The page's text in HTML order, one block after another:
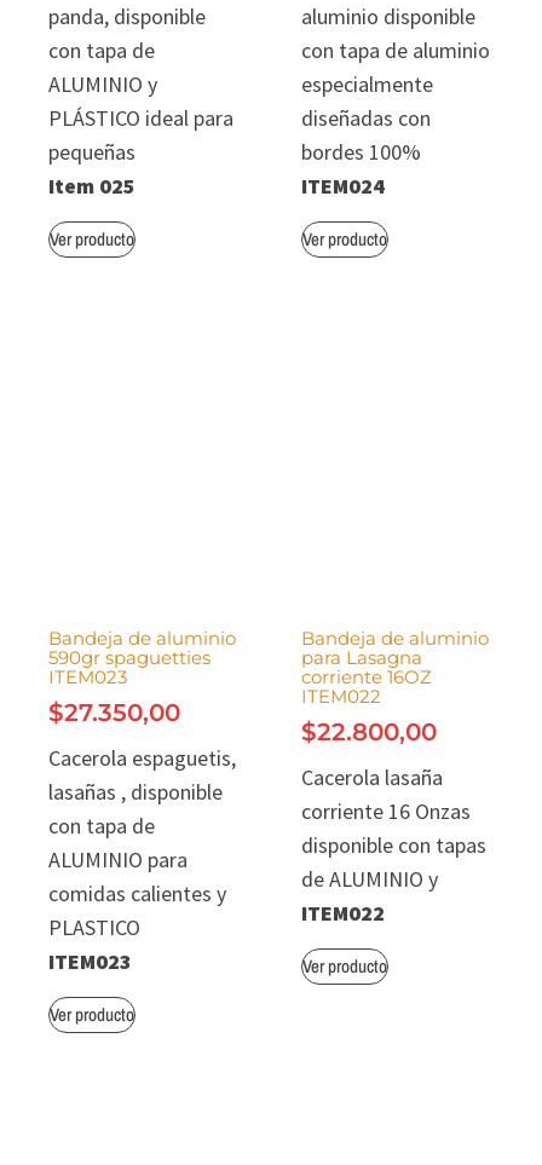
panda, disponible
con tapa de
ALUMINIO y
PLÁSTICO ideal para
pequeñas
Item 025
Ver producto
aluminio disponible
con tapa de aluminio
especialmente
diseñadas con
bordes 100%
ITEM024
Ver producto
Bandeja de aluminio
590gr spaguetties
ITEM023
$27.350,00
Cacerola espaguetis,
lasañas , disponible
con tapa de
ALUMINIO para
comidas calientes y
PLASTICO
ITEM023
Ver producto
Bandeja de aluminio
para Lasagna
corriente 16OZ
ITEM022
$22.800,00
Cacerola lasaña
corriente 16 Onzas
disponible con tapas
de ALUMINIO y
ITEM022
Ver producto